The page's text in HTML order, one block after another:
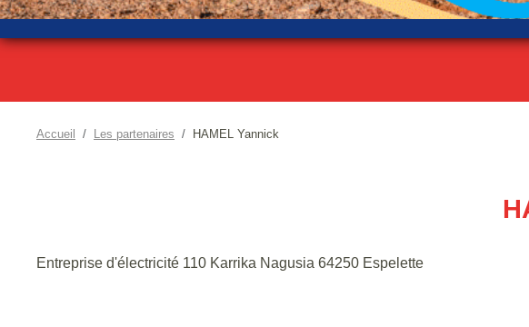
Accueil Les partenaires HAMEL Yannick
Entreprise d'électricité 110 Karrika Nagusia 64250 Espelette